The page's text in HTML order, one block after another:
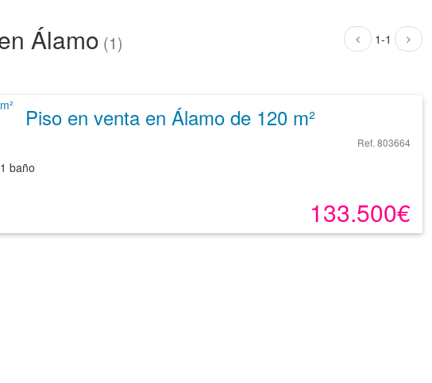
1-1
Álamo (1)
Piso en venta en Álamo de 120 m²
Ref. 803664
baño
133.500€